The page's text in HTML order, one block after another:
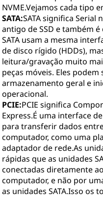
NVME.Vejamos cada tipo
SATA:SATA significa Serial
antigo de SSD e também
SATA usam a mesma
de disco rígido (HDDs),
leitura/gravação muito
peças móveis. Eles podem
armazenamento geral e
operacional.
PCIE:PCIE significa
Express.É uma interface
para transferir dados
computador, como uma
adaptador de rede.As
rápidas que as unidades
conectadas diretamente
computador, e não por
as unidades SATA.Isso os